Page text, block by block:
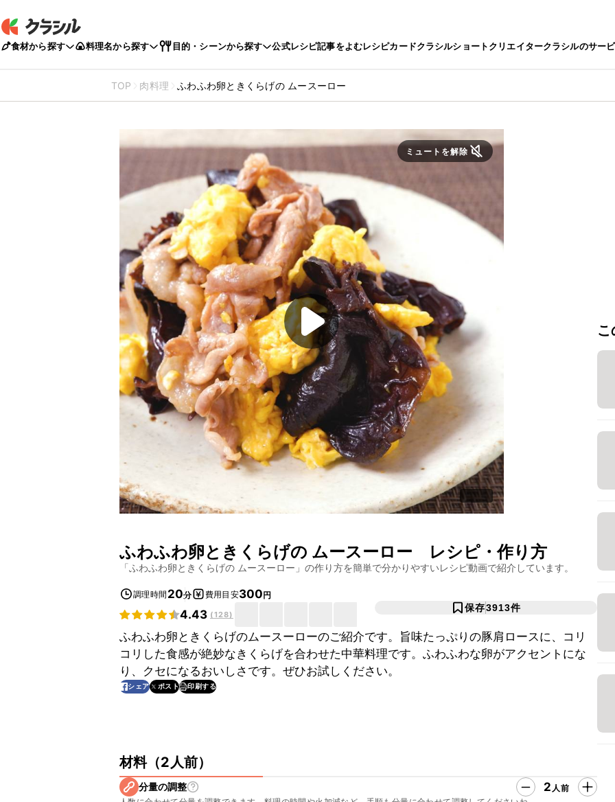
食材から探す 料理名から探す 目的・シーンから探す 公式レシピ記事をよむレシピカードクラシルショートクリエイタークラシルのサー
TOP 肉料理 ふわふわ卵ときくらげの ムースーロー
ミュートを解除
ふわふわ卵ときくらげの ムースーロー レシピ・作り方
「ふわふわ卵ときくらげの ムースーロー 」の作り方を簡単で分かりやすいレシピ動画で紹介しています。
調理時間 20分 費用目安300円
4.43 (128)
保存3913件
ふわふわ卵ときくらげのムースーローのご紹介です。旨味たっぷりの豚肩ロースに、コリ
コリした食感が絶妙なきくらげを合わせた中華料理です。ふわふわな卵がアクセントにな
り、クセになるおいしさです。ぜひお試しください。
シェア ポスト 印刷する
材料（2人前）
分量の調整 2 人前